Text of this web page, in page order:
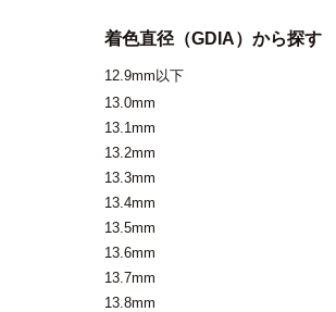
着色直径（GDIA）から探す
12.9mm以下
13.0mm
13.1mm
13.2mm
13.3mm
13.4mm
13.5mm
13.6mm
13.7mm
13.8mm